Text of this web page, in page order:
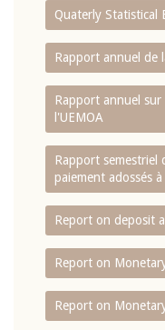
Quaterly Statistical
Rapport annuel de
Rapport annuel
l'UEMOA
Rapport semestriel
paiement adossés
Report on deposit
Report on
Report on